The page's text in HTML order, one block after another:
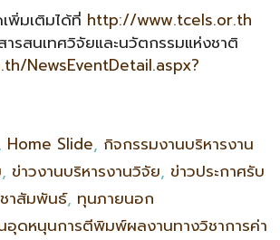
พิ่มเติมได้ที่ http://www.tcels.or.th
รสนเทศวิจัยและนวัตกรรมแห่งชาติ
NewsEventDetail.aspx?
Home Slide, กิจกรรมงานบริหารงาน
, ข่าวงานบริหารงานวิจัย, ข่าวประกาศรับ
าสัมพันธ์, ทุนภายนอก
นอุดหนุนการตีพิมพ์ผลงานทางวิชาการค่า